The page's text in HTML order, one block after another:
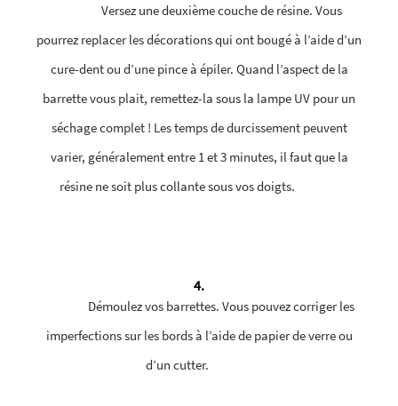
Versez une deuxième couche de résine. Vous
pourrez replacer les décorations qui ont bougé à l’aide d’un
cure-dent ou d’une pince à épiler. Quand l’aspect de la
barrette vous plait, remettez-la sous la lampe UV pour un
séchage complet ! Les temps de durcissement peuvent
varier, généralement entre 1 et 3 minutes, il faut que la
résine ne soit plus collante sous vos doigts.
4.
Démoulez vos barrettes. Vous pouvez corriger les
imperfections sur les bords à l’aide de papier de verre ou
d’un cutter.